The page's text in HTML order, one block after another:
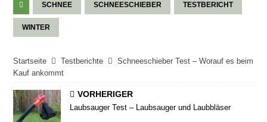
SCHNEE SCHNEESCHIEBER TESTBERICHT
WINTER
Startseite Testberichte
Schneeschieber Test – Worauf es beim
Kauf ankommt
VORHERIGER
Laubsauger Test – Laubsauger und Laubbläser